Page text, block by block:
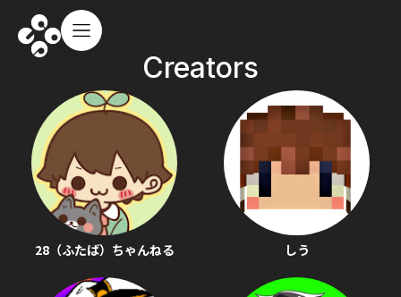
Creators
28（ふたば）ちゃんねる しう